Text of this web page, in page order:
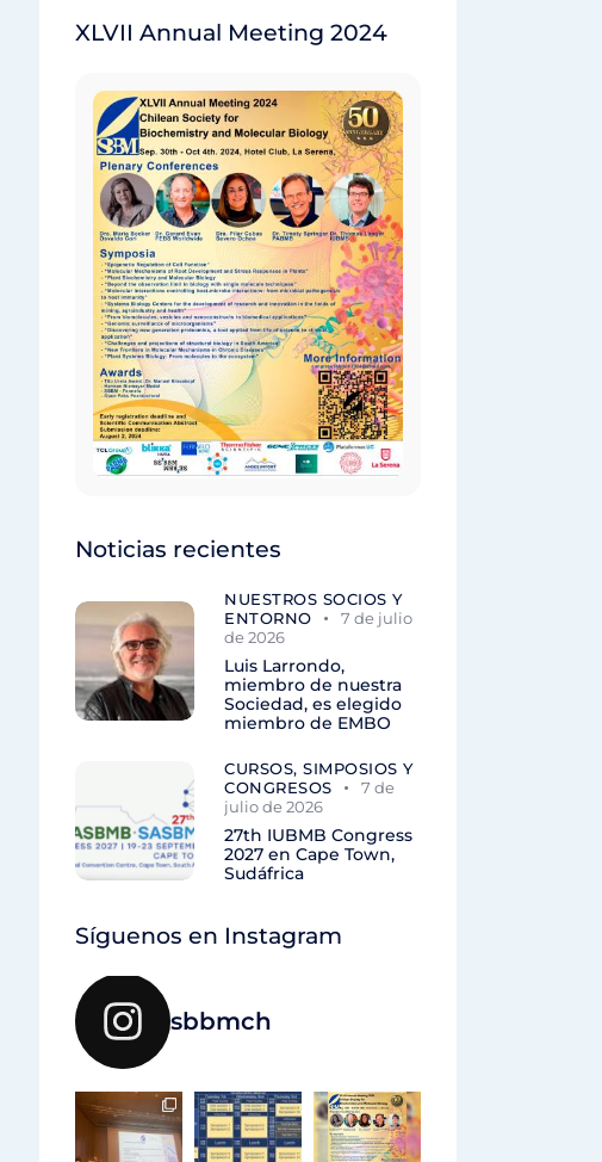
XLVII Annual Meeting 2024
Noticias recientes
NUESTROS SOCIOS Y
ENTORNO
7 de julio
de 2026
Luis Larrondo,
miembro de nuestra
Sociedad, es elegido
miembro de EMBO
CURSOS, SIMPOSIOS Y
CONGRESOS
7 de
julio de 2026
27th IUBMB Congress
2027 en Cape Town,
Sudáfrica
Síguenos en Instagram
sbbmch